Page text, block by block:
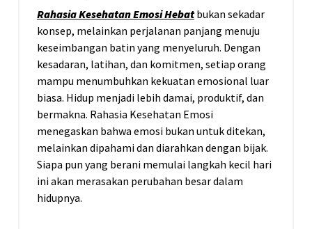
Rahasia Kesehatan Emosi Hebatbukan sekadar
konsep, melainkan perjalanan panjang menuju
keseimbangan batin yang menyeluruh. Dengan
kesadaran, latihan, dan komitmen, setiap orang
mampu menumbuhkan kekuatan emosional luar
biasa. Hidup menjadi lebih damai, produktif, dan
bermakna. Rahasia Kesehatan Emosi
menegaskan bahwa emosi bukan untuk ditekan,
melainkan dipahami dan diarahkan dengan bijak.
Siapa pun yang berani memulai langkah kecil hari
ini akan merasakan perubahan besar dalam
hidupnya.